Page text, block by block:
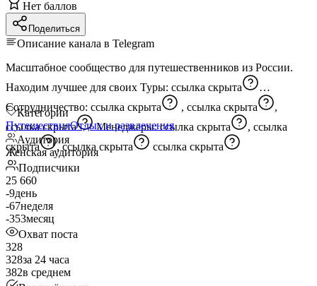
Нет баллов
Поделиться
Описание канала в Telegram
Масштабное сообщество для путешественников из России.
Находим лучшее для своих Туры: ссылка скрыта
Сотрудничество: ссылка скрыта , ссылка скрыта
,
ссылка скрыта
Менеджеры:ссылка скрыта , ссылка
скрыта
,ссылка скрыта ссылка скрыта
Категории
ПутешествияОтдых и развлечения
Аудитория
Женская аудитория
Подписчики
25 660
-9день
-67неделя
-353месяц
Охват поста
328
328за 24 часа
382в среднем